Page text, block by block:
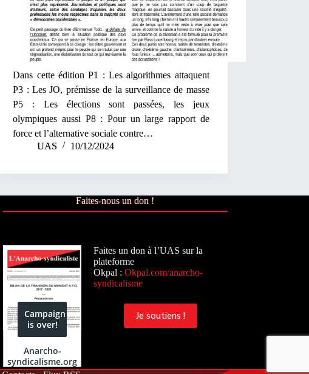
Dans cette édition P1 : Les algorithmes attaquent
P3 : Les JO, prémisse de la surveillance de masse
P5 : Les élections sont passées, les jeux
olympiques aussi P8 : Pour un large rapport de
force et l’alternative sociale contre…
UAS
10/12/2024
Faites-nous un don !
Faites un don à l’UAS sur la
plateforme
Okpal : Okpal.com/anarcho-
syndicalisme
Je soutiens !